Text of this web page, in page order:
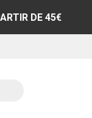
DE 45€